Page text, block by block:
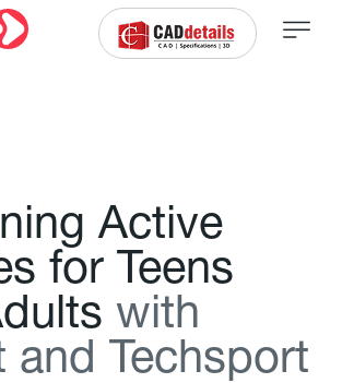
ning Active
s for Teens
dults with
and Techsport